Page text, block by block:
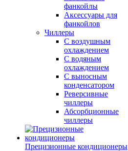
фанкойлы
Аксессуары для
фанкойлов
Чиллеры
С воздушным
охлаждением
С водяным
охлаждением
С выносным
конденсатором
Реверсивные
чиллеры
Абсорбционные
чиллеры
Прецизионные кондиционеры